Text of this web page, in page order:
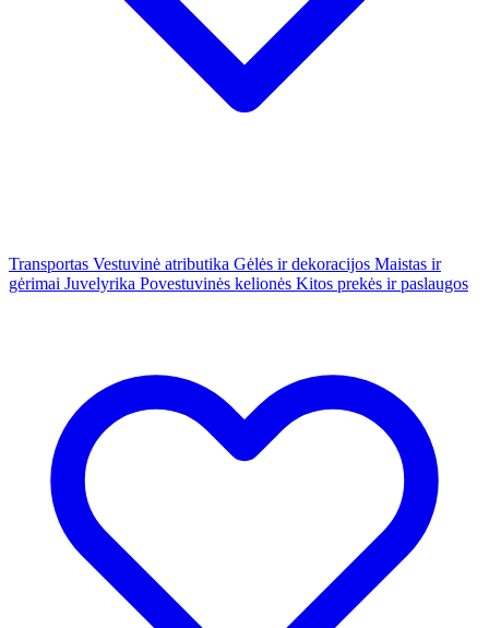
Transportas Vestuvinė atributika Gėlės ir dekoracijos Maistas ir
gėrimai Juvelyrika Povestuvinės kelionės Kitos prekės ir paslaugos